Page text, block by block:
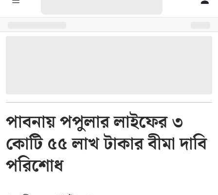
পাবনায় পপুলার লাইফের ৩
কোটি ৫৫ লাখ টাকার বীমা দাবি
পরিশোধ